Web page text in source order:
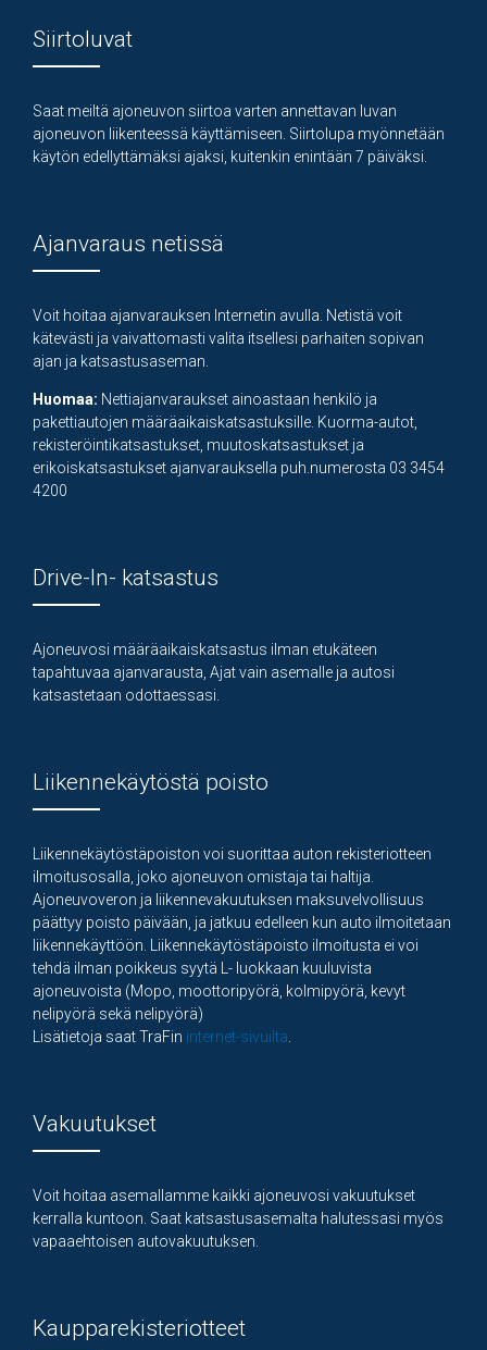
Siirtoluvat
Saat meiltä ajoneuvon siirtoa varten annettavan luvan
ajoneuvon liikenteessä käyttämiseen. Siirtolupa myönnetään
käytön edellyttämäksi ajaksi, kuitenkin enintään 7 päiväksi.
Ajanvaraus netissä
Voit hoitaa ajanvarauksen Internetin avulla. Netistä voit
kätevästi ja vaivattomasti valita itsellesi parhaiten sopivan
ajan ja katsastusaseman.
Huomaa: Nettiajanvaraukset ainoastaan henkilö ja
pakettiautojen määräaikaiskatsastuksille. Kuorma-autot,
rekisteröintikatsastukset, muutoskatsastukset ja
erikoiskatsastukset ajanvarauksella puh.numerosta 03 3454
4200
Drive-In- katsastus
Ajoneuvosi määräaikaiskatsastus ilman etukäteen
tapahtuvaa ajanvarausta, Ajat vain asemalle ja autosi
katsastetaan odottaessasi.
Liikennekäytöstä poisto
Liikennekäytöstäpoiston voi suorittaa auton rekisteriotteen
ilmoitusosalla, joko ajoneuvon omistaja tai haltija.
Ajoneuvoveron ja liikennevakuutuksen maksuvelvollisuus
päättyy poisto päivään, ja jatkuu edelleen kun auto ilmoitetaan
liikennekäyttöön. Liikennekäytöstäpoisto ilmoitusta ei voi
tehdä ilman poikkeus syytä L- luokkaan kuuluvista
ajoneuvoista (Mopo, moottoripyörä, kolmipyörä, kevyt
nelipyörä sekä nelipyörä)
Lisätietoja saat TraFin internet-sivuilta
Vakuutukset
Voit hoitaa asemallamme kaikki ajoneuvosi vakuutukset
kerralla kuntoon. Saat katsastusasemalta halutessasi myös
vapaaehtoisen autovakuutuksen.
Kaupparekisteriotteet